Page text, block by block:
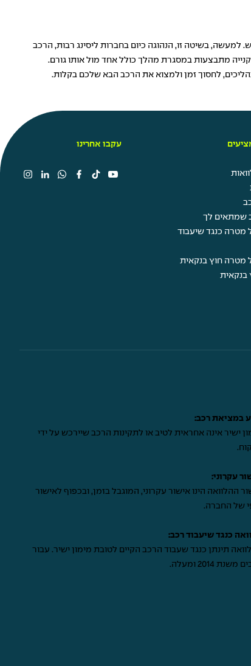
חלק מהתשלום עבור הרכב החדש. למעשה, בשיטה זו, הנהוגה כיום בחברות ליסינג רבות, הרכב
מתבצעות במסגרת מהלך כולל אחד מול אותו גורם.
לחסוך זמן ולמצוא את הרכב הבא שלכם בקלות.
שמתאים לך
מטרה כנגד שיעבוד
מטרה חוץ בנקאית
בנקאית
עקבו אחרינו
במציאת רכב:
ישיר אינה אחראית לטיב או לתקינות הרכב שיירכש על ידי
עקרוני:
ההלוואה הינו אישור עקרוני, המוגבל בזמן, ובכפוף לאישור
של החברה.
כנגד שיעבוד רכב:
תינתן כנגד שעבוד הרכב הקיים לטובת מימון ישיר. עבור
משנת 2014 ומעלה.